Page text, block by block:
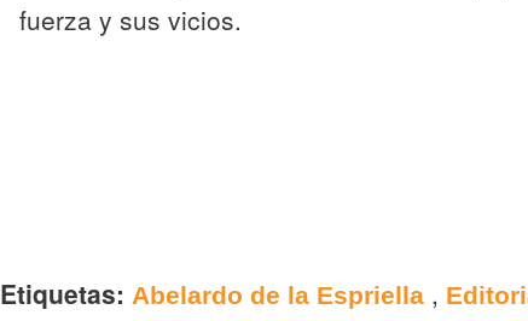
fuerza y sus vicios.
Etiquetas: Abelardo de la Espriella,